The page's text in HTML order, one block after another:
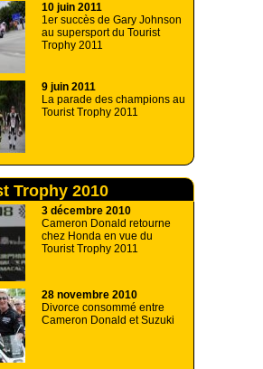
10 juin 2011
1er succès de Gary Johnson
au supersport du Tourist
Trophy 2011
9 juin 2011
La parade des champions au
Tourist Trophy 2011
Trophy 2010
3 décembre 2010
Cameron Donald retourne
chez Honda en vue du
Tourist Trophy 2011
28 novembre 2010
Divorce consommé entre
Cameron Donald et Suzuki